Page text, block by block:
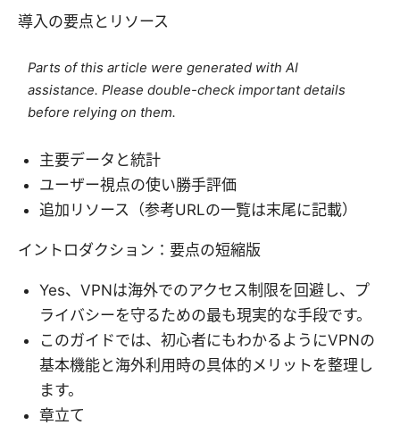
導入の要点とリソース
Parts of this article were generated with AI
assistance. Please double-check important details
before relying on them.
主要データと統計
ユーザー視点の使い勝手評価
追加リソース（参考URLの一覧は末尾に記載）
イントロダクション：要点の短縮版
Yes、VPNは海外でのアクセス制限を回避し、プ
ライバシーを守るための最も現実的な手段です。
このガイドでは、初心者にもわかるようにVPNの
基本機能と海外利用時の具体的メリットを整理し
ます。
章立て